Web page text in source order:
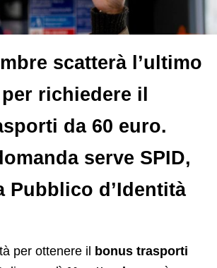
scatterà l’ultimo
richiedere il
da 60 euro.
serve SPID,
Pubblico d’Identità
per ottenere il
bonus trasporti